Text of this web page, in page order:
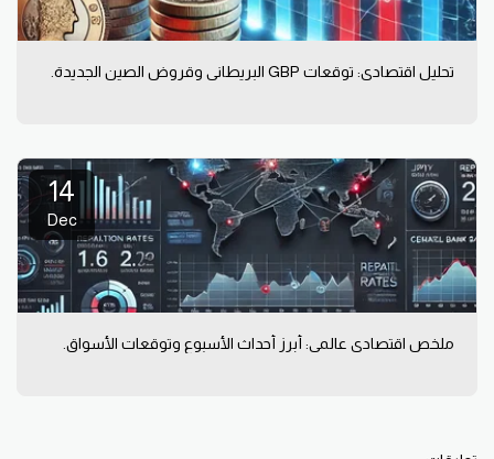
تحليل اقتصادي: توقعات GBP البريطاني وقروض الصين الجديدة.
14
Dec
ملخص اقتصادي عالمي: أبرز أحداث الأسبوع وتوقعات الأسواق.